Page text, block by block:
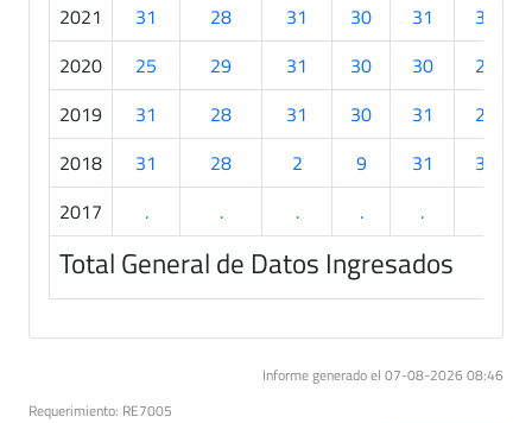
2021
31 28 31 30 31
30
2020
25 29 31 30 30
28
2019
31 28 31 30 31
23
2018
31 28 2 9 31
30
2017
. . . . .
Total General de Datos Ingresados
Informe generado el 07-08-2026 08:46
Requerimiento: RE7005